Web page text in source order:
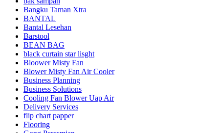
Bangku Taman Xtra
BANTAL
Bantal Lesehan
Barstool
BEAN BAG
black curtain star lisght
Bloower Misty Fan
Blower Misty Fan Air Cooler
Business Planning
Business Solutions
Cooling Fan Blower Uap Air
Delivery Services
flip chart papper
Flooring